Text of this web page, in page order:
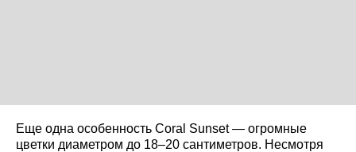
Еще одна особенность Coral Sunset — огромные
цветки диаметром до 18–20 сантиметров. Несмотря